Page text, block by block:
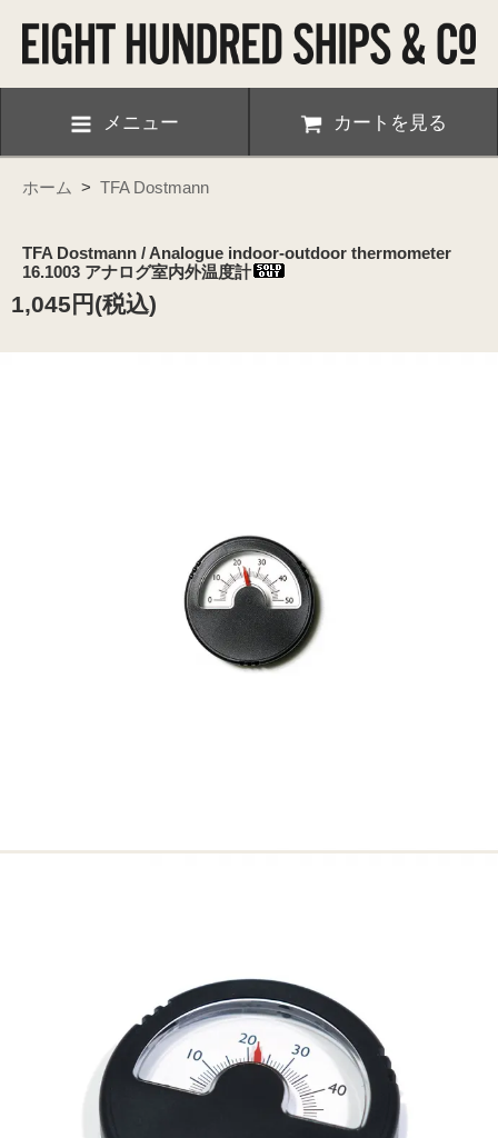
メニュー カートを見る
ホーム > TFA Dostmann
TFA Dostmann / Analogue indoor-outdoor thermometer
16.1003 アナログ室内外温度計
1,045円(税込)